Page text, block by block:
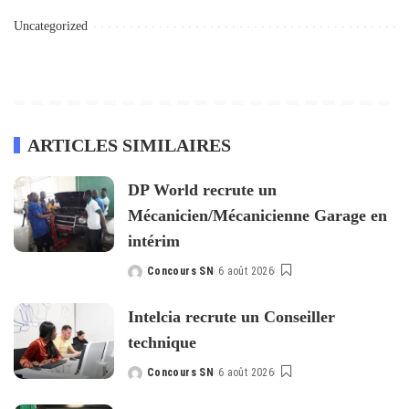
Uncategorized
ARTICLES SIMILAIRES
DP World recrute un
Mécanicien/Mécanicienne Garage en
intérim
Posted
Concours SN 6 août 2026
Intelcia recrute un Conseiller
technique
Posted
Concours SN 6 août 2026